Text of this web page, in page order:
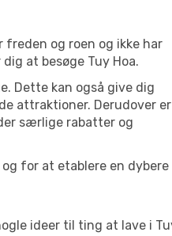
og roen og ikke har
at besøge Tuy Hoa.
Dette kan også give dig
attraktioner. Derudover er
særlige rabatter og
for at etablere en dybere
ideer til ting at lave i